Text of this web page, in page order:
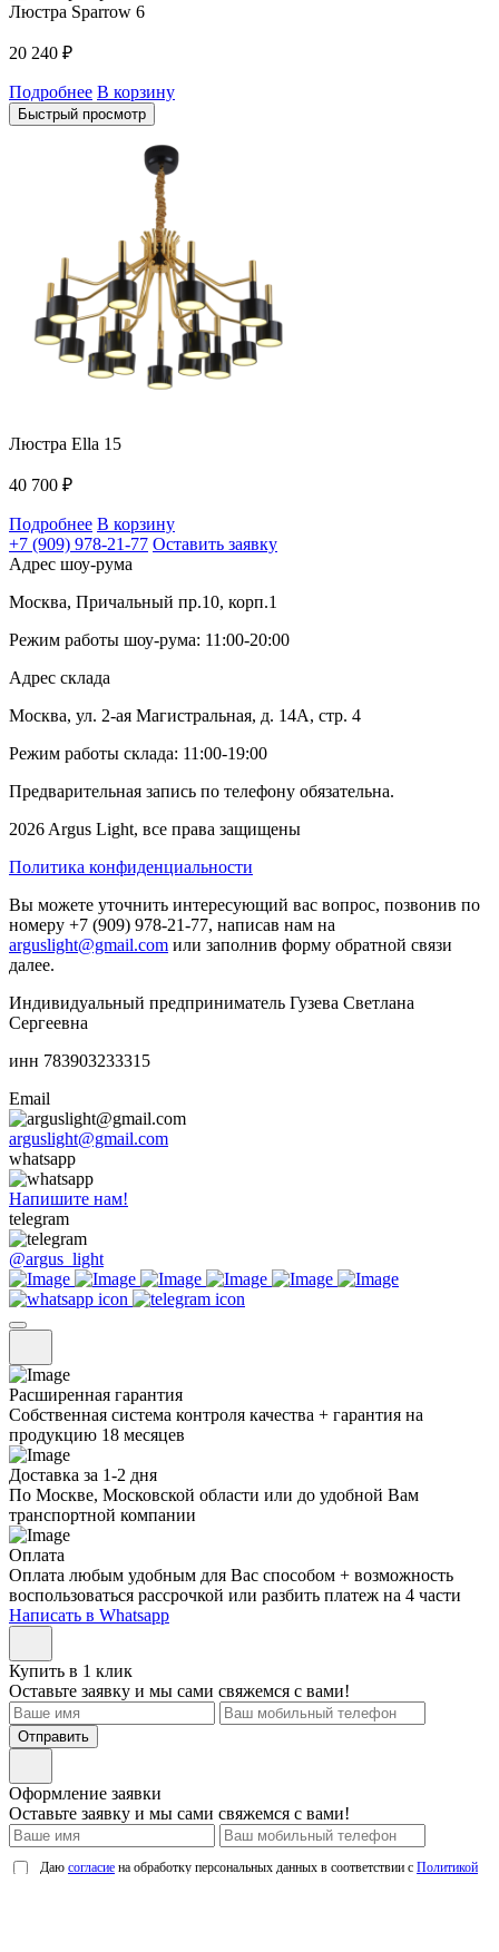
Люстра Sparrow 6
20 240 ₽
Подробнее В корзину
Быстрый просмотр
Люстра Ella 15
40 700 ₽
Подробнее В корзину
+7 (909) 978-21-77 Оставить заявку
Адрес шоу-рума
Москва, Причальный пр.10, корп.1
Режим работы шоу-рума: 11:00-20:00
Адрес склада
Москва, ул. 2-ая Магистральная, д. 14А, стр. 4
Режим работы склада: 11:00-19:00
Предварительная запись по телефону обязательна.
2026 Argus Light, все права защищены
Политика конфиденциальности
Вы можете уточнить интересующий вас вопрос, позвонив по
номеру +7 (909) 978-21-77, написав нам на
arguslight@gmail.com или заполнив форму обратной связи
далее.
Индивидуальный предприниматель Гузева Светлана
Сергеевна
инн 783903233315
Email
arguslight@gmail.com
whatsapp
Напишите нам!
telegram
@argus_light
Расширенная гарантия
Собственная система контроля качества + гарантия на
продукцию 18 месяцев
Доставка за 1-2 дня
По Москве, Московской области или до удобной Вам
транспортной компании
Оплата
Оплата любым удобным для Вас способом + возможность
воспользоваться рассрочкой или разбить платеж на 4 части
Написать в Whatsapp
Купить в 1 клик
Оставьте заявку и мы сами свяжемся с вами!
Отправить
Оформление заявки
Оставьте заявку и мы сами свяжемся с вами!
Даю согласие на обработку персональных данных в соответствии с Политикой